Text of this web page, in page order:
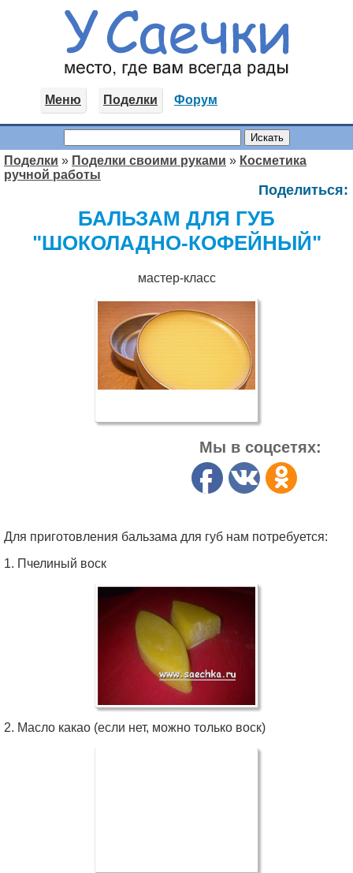
Меню Поделки Форум
Поделки » Поделки своими руками » Косметика
ручной работы
Поделиться:
БАЛЬЗАМ ДЛЯ ГУБ
"ШОКОЛАДНО-КОФЕЙНЫЙ"
мастер-класс
Мы в соцсетях:
Для приготовления бальзама для губ нам потребуется:
1. Пчелиный воск
2. Масло какао (если нет, можно только воск)